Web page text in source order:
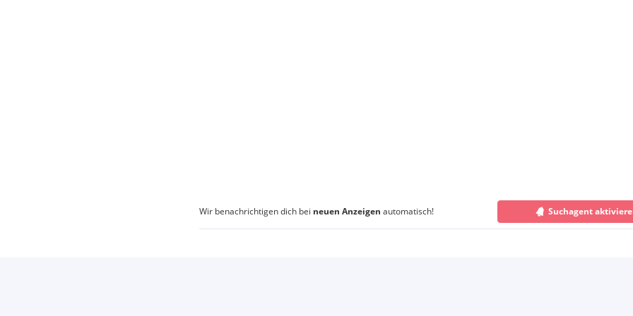
Wir benachrichtigen dich bei neuen Anzeigen automatisch! Suchagent